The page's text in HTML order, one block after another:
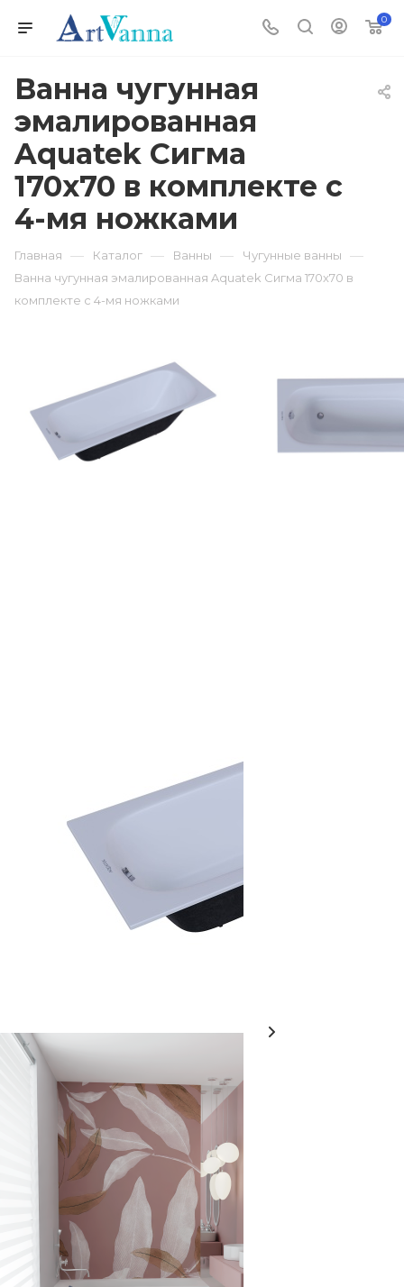
0
Ванна чугунная
эмалированная
Aquatek Сигма
170x70 в комплекте с
4-мя ножками
Главная — Каталог — Ванны — Чугунные ванны —
Ванна чугунная эмалированная Aquatek Сигма 170x70 в
комплекте с 4-мя ножками